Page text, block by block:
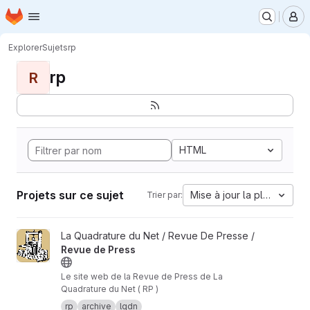
Passer au contenu principal
Page d'accueil
ExplorerSujetsrp
R rp
HTML
Projets sur ce sujet Trier par: Mise à jour la plus
Afficher le projet Revue de Press
La Quadrature du Net / Revue De Presse /
Revue de Press
Le site web de la Revue de Press de La
Quadrature du Net ( RP )
rp
archive lqdn